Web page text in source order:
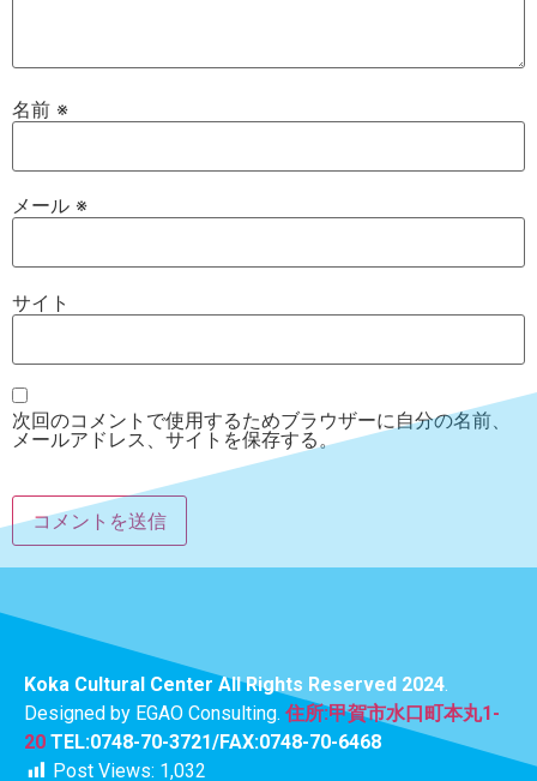
名前 ※
メール ※
サイト
次回のコメントで使用するためブラウザーに自分の名前、
メールアドレス、サイトを保存する。
Koka Cultural Center All Rights Reserved 2024.
Designed by EGAO Consulting. 住所:甲賀市水口町本丸1-
20 TEL:0748-70-3721/FAX:0748-70-6468
Post Views: 1,032